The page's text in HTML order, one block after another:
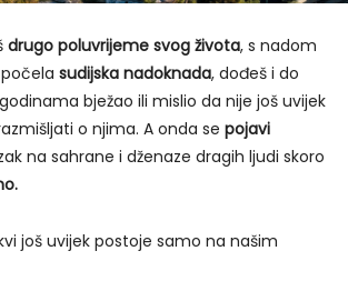
drugo poluvrijeme svog života, s nadom
sudijska nadoknada, dođeš i do
bježao ili mislio da nije još uvijek
o njima. A onda se pojavi
na sahrane i dženaze dragih ljudi skoro
još uvijek postoje samo na našim